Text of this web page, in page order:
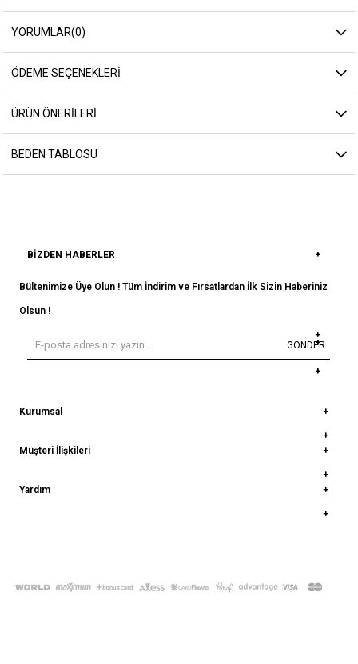
YORUMLAR(0)
ÖDEME SEÇENEKLERI
ÜRÜN ÖNERILERI
BEDEN TABLOSU
BIZDEN HABERLER
Bültenimize Üye Olun ! Tüm İndirim ve Fırsatlardan İlk Sizin Haberiniz
Olsun !
GÖNDER
Kurumsal
Müşteri İlişkileri
Yardım